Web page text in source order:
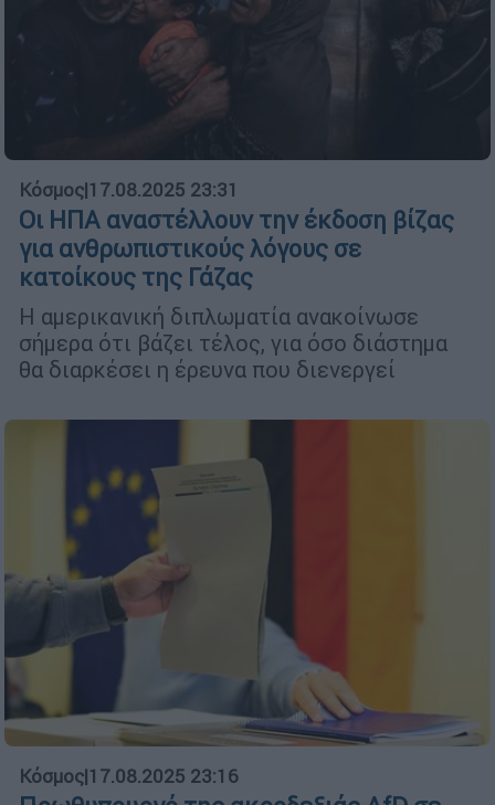
Κόσμος|17.08.2025 23:31
Οι ΗΠΑ αναστέλλουν την έκδοση βίζας
για ανθρωπιστικούς λόγους σε
κατοίκους της Γάζας
Η αμερικανική διπλωματία ανακοίνωσε
σήμερα ότι βάζει τέλος, για όσο διάστημα
θα διαρκέσει η έρευνα που διενεργεί
Κόσμος|17.08.2025 23:16